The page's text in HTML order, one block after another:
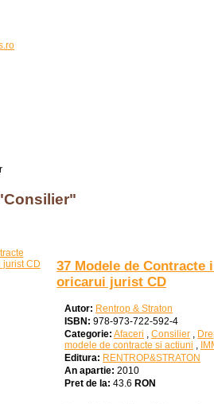
37 Modele de Contracte
oricarui jurist CD
Autor: Rentrop & Straton
ISBN: 978-973-722-592-4
Categorie: Afaceri , Consilier ,
modele de contracte si actiuni ,
Editura: RENTROP&STRATON
An apartie: 2010
Pret de la: 43.6 RON